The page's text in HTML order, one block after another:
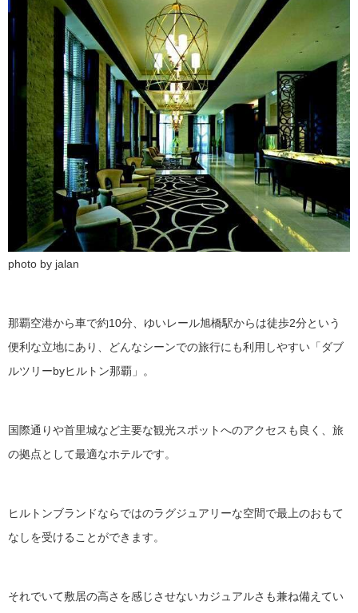
photo by jalan
那覇空港から車で約10分、ゆいレール旭橋駅からは徒歩2分という
便利な立地にあり、どんなシーンでの旅行にも利用しやすい「ダブ
ルツリーbyヒルトン那覇」。
国際通りや首里城など主要な観光スポットへのアクセスも良く、旅
の拠点として最適なホテルです。
ヒルトンブランドならではのラグジュアリーな空間で最上のおもて
なしを受けることができます。
それでいて敷居の高さを感じさせないカジュアルさも兼ね備えてい